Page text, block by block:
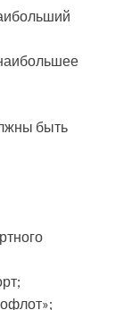
быть